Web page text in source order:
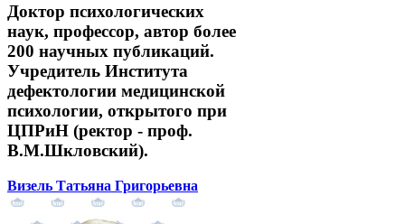
Доктор психологических
наук, профессор, автор более
200 научных публикаций.
Учредитель Института
дефектологии медицинской
психологии, открытого при
ЦПРиН (ректор - проф.
В.М.Шкловский).
Визель Татьяна Григорьевна